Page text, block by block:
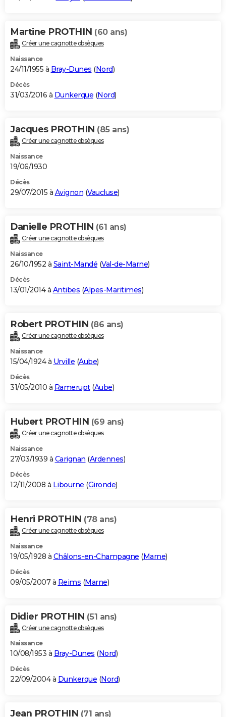
Martine PROTHIN (60 ans)
Créer une cagnotte obsèques
Naissance
24/11/1955 à Bray-Dunes (Nord)
Décès
31/03/2016 à Dunkerque (Nord)
Jacques PROTHIN (85 ans)
Créer une cagnotte obsèques
Naissance
19/06/1930
Décès
29/07/2015 à Avignon (Vaucluse)
Danielle PROTHIN (61 ans)
Créer une cagnotte obsèques
Naissance
26/10/1952 à Saint-Mandé (Val-de-Marne)
Décès
13/01/2014 à Antibes (Alpes-Maritimes)
Robert PROTHIN (86 ans)
Créer une cagnotte obsèques
Naissance
15/04/1924 à Urville (Aube)
Décès
31/05/2010 à Ramerupt(Aube)
Hubert PROTHIN (69 ans)
Créer une cagnotte obsèques
Naissance
27/03/1939 à Carignan (Ardennes)
Décès
12/11/2008 à Libourne (Gironde)
Henri PROTHIN (78 ans)
Créer une cagnotte obsèques
Naissance
19/05/1928 à Châlons-en-Champagne (Marne)
Décès
09/05/2007 à Reims (Marne)
Didier PROTHIN (51 ans)
Créer une cagnotte obsèques
Naissance
10/08/1953 à Bray-Dunes (Nord)
Décès
22/09/2004 à Dunkerque (Nord)
Jean PROTHIN (71 ans)